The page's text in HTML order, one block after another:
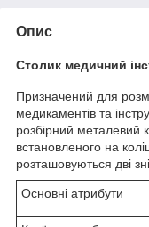
Опис
Столик медичний
Призначений для
медикаментів та
розбірний металевий
встановленого на
розташовуються дві
Основні атрибути